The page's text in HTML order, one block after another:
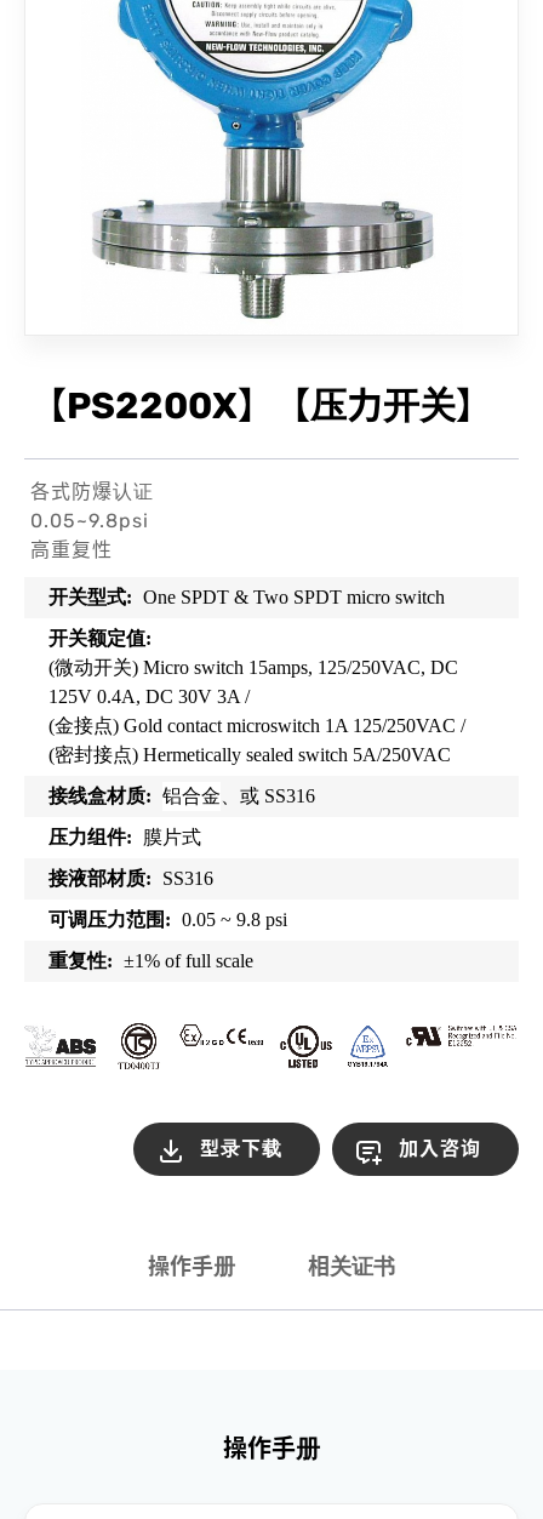
【PS2200X】【压力开关】
各式防爆认证
0.05~9.8psi
高重复性
开关型式:
One SPDT & Two SPDT micro switch
开关额定值:
(微动开关) Micro switch 15amps, 125/250VAC, DC
125V 0.4A, DC 30V 3A /
(金接点) Gold contact microswitch 1A 125/250VAC /
(密封接点) Hermetically sealed switch 5A/250VAC
接线盒材质: 铝合金 、或 SS316
压力组件:
膜片式
接液部材质:
SS316
可调压力范围 :
0.05 ~ 9.8 psi
重复性: ±1% of full scale
型录下载 加入咨询
操作手册 相关证书
操作手册